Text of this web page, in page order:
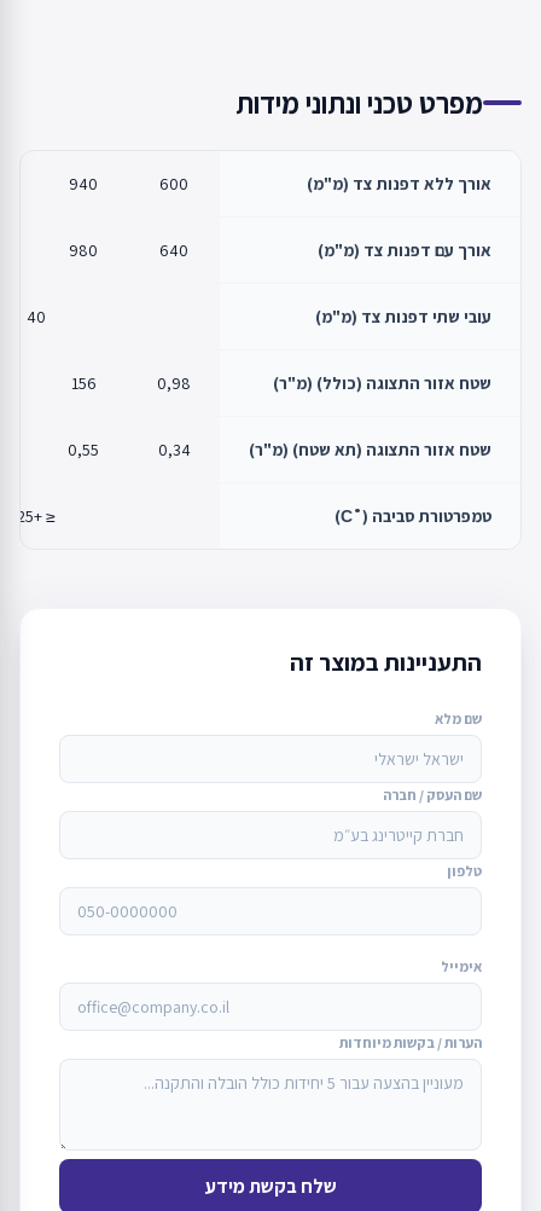
מפרט טכני ונתוני מידות
אורך ללא דפנות צד (מ"מ) 600
940
אורך עם דפנות צד (מ"מ) 640
980
עובי שתי דפנות צד (מ"מ) 40
שטח אזור התצוגה (כולל) (מ"ר) 0,98
156
שטח אזור התצוגה (תא שטח) (מ"ר) 0,34
0,55
טמפרטורת סביבה (˚С) ≤ +25
התעניינות במוצר זה
שם מלא
שם העסק / חברה
טלפון
אימייל
הערות / בקשות מיוחדות
שלח בקשת מידע